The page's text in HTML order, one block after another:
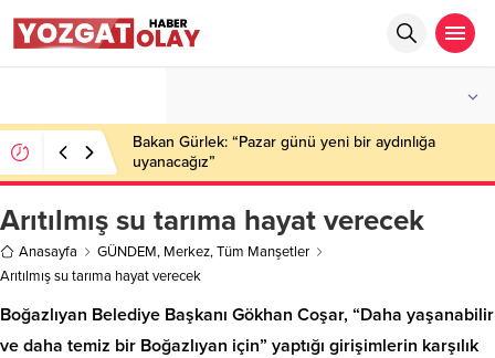
Bakan Gürlek: “Pazar günü yeni bir aydınlığa
uyanacağız”
Arıtılmış su tarıma hayat verecek
Anasayfa GÜNDEM, Merkez,Tüm Manşetler
Arıtılmış su tarıma hayat verecek
Boğazlıyan Belediye Başkanı Gökhan Coşar, “Daha yaşanabilir
ve daha temiz bir Boğazlıyan için” yaptığı girişimlerin karşılık